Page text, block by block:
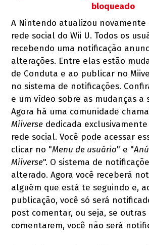
A Nintendo atualizou
rede social do Wii U. Todos os
recebendo uma notificação
alterações. Entre elas estão
de Conduta e ao publicar no
no sistema de notificações.
e um vídeo sobre as mudanças a
Agora há uma comunidade
Miiverse dedicada
rede social. Você pode acessar
clicar no "Menu de usuário" e "
Miiverse". O sistema de
alterado. Agora você receberá
alguém que está te seguindo e,
publicação, você só será
post comentar, ou seja, se outras
comentarem, você não será